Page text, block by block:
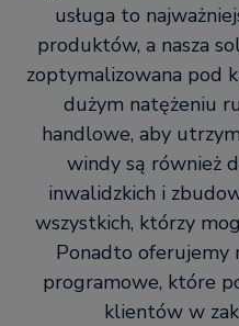
usługa to
produktów, a nasza
zoptymalizowana pod
dużym natężeniu
handlowe, aby
windy są również
inwalidzkich i
wszystkich, którzy
Ponadto oferujemy
programowe, które
klientów w